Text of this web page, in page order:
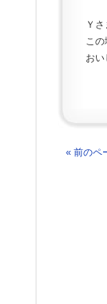
Ｙ
この
おい
« 前のペ